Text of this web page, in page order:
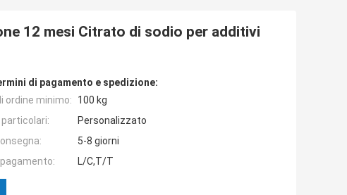
12 mesi Citrato di sodio per additivi
di pagamento e spedizione:
ordine minimo:
100 kg
particolari:
Personalizzato
5-8 giorni
L/C,T/T